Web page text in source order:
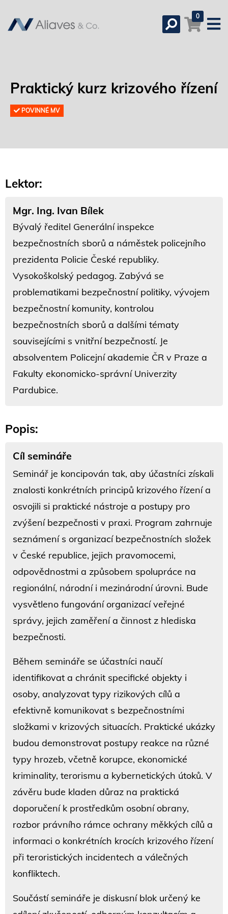
0
Praktický kurz krizového řízení
POVINNÉ MV
Lektor:
Mgr. Ing. Ivan Bílek
Bývalý ředitel Generální inspekce
bezpečnostních sborů a náměstek policejního
prezidenta Policie České republiky.
Vysokoškolský pedagog. Zabývá se
problematikami bezpečnostní politiky, vývojem
bezpečnostní komunity, kontrolou
bezpečnostních sborů a dalšími tématy
souvisejícími s vnitřní bezpečností. Je
absolventem Policejní akademie ČR v Praze a
Fakulty ekonomicko-správní Univerzity
Pardubice.
Popis:
Cíl semináře
Seminář je koncipován tak, aby účastníci získali
znalosti konkrétních principů krizového řízení a
osvojili si praktické nástroje a postupy pro
zvýšení bezpečnosti v praxi. Program zahrnuje
seznámení s organizací bezpečnostních složek
v České republice, jejich pravomocemi,
odpovědnostmi a způsobem spolupráce na
regionální, národní i mezinárodní úrovni. Bude
vysvětleno fungování organizací veřejné
správy, jejich zaměření a činnost z hlediska
bezpečnosti.
Během semináře se účastníci naučí
identifikovat a chránit specifické objekty i
osoby, analyzovat typy rizikových cílů a
efektivně komunikovat s bezpečnostními
složkami v krizových situacích. Praktické ukázky
budou demonstrovat postupy reakce na různé
typy hrozeb, včetně korupce, ekonomické
kriminality, terorismu a kybernetických útoků. V
závěru bude kladen důraz na praktická
doporučení k prostředkům osobní obrany,
rozbor právního rámce ochrany měkkých cílů a
informaci o konkrétních krocích krizového řízení
při teroristických incidentech a válečných
konfliktech.
Součástí semináře je diskusní blok určený ke